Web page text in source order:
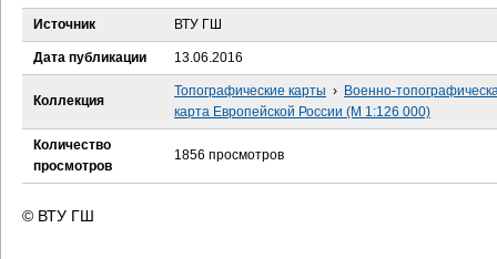
е
с
Источник ВТУ ГШ
Дата публикации 13.06.2016
Коллекция
Топографические карты › Военно-
карта Европейской России (М 1:126 000)
Количество
просмотров
1856 просмотров
© ВТУ ГШ